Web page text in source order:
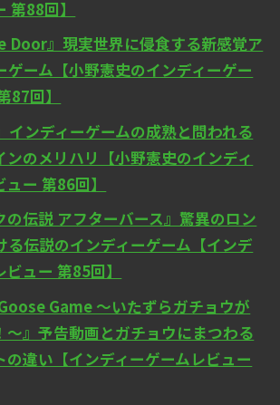
第88回】
Door』現実世界に侵食する新感覚ア
ゲーム【小野憲史のインディーゲー
87回】
インディーゲームの成熟と問われる
ンのメリハリ【小野憲史のインディ
ー 第86回】
の伝説 アフターバース』驚異のロン
る伝説のインディーゲーム【インデ
ュー 第85回】
Game ～いたずらガチョウが
～』予告動画とガチョウにまつわる
の違い【インディーゲームレビュー